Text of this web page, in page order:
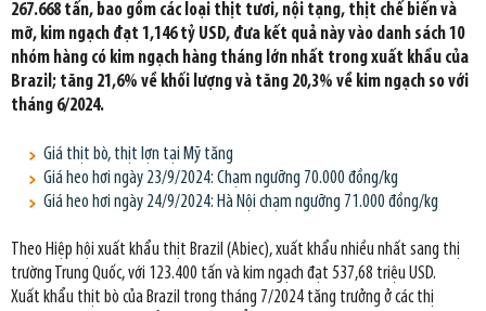
267.668 tấn, bao gồm các loại thịt tươi, nội tạng, thịt chế biến và
mỡ, kim ngạch đạt 1,146 tỷ USD, đưa kết quả này vào danh sách 10
nhóm hàng có kim ngạch hàng tháng lớn nhất trong xuất khẩu của
Brazil; tăng 21,6% về khối lượng và tăng 20,3% về kim ngạch so với
tháng 6/2024.
Giá thịt bò, thịt lợn tại Mỹ tăng
Giá heo hơi ngày 23/9/2024: Chạm ngưỡng 70.000 đồng/kg
Giá heo hơi ngày 24/9/2024: Hà Nội chạm ngưỡng 71.000 đồng/kg
Theo Hiệp hội xuất khẩu thịt Brazil (Abiec), xuất khẩu nhiều nhất sang thị
trường Trung Quốc, với 123.400 tấn và kim ngạch đạt 537,68 triệu USD.
Xuất khẩu thịt bò của Brazil trong tháng 7/2024 tăng trưởng ở các thị